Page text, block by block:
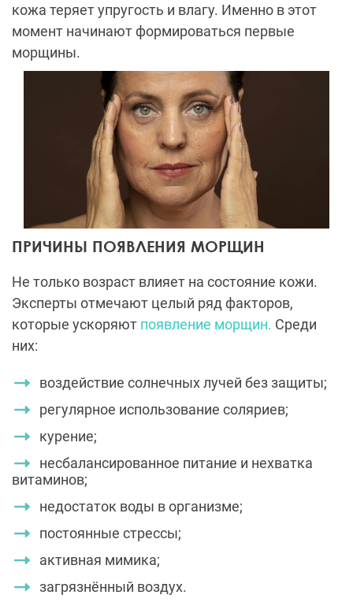
кожа теряет упругость и влагу. Именно в этот
момент начинают формироваться первые
морщины.
ПРИЧИНЫ ПОЯВЛЕНИЯ МОРЩИН
Не только возраст влияет на состояние кожи.
Эксперты отмечают целый ряд факторов,
которые ускоряют появление морщин. Среди
них:
воздействие солнечных лучей без защиты;
регулярное использование соляриев;
курение;
несбалансированное питание и нехватка
витаминов;
недостаток воды в организме;
постоянные стрессы;
активная мимика;
загрязнённый воздух.